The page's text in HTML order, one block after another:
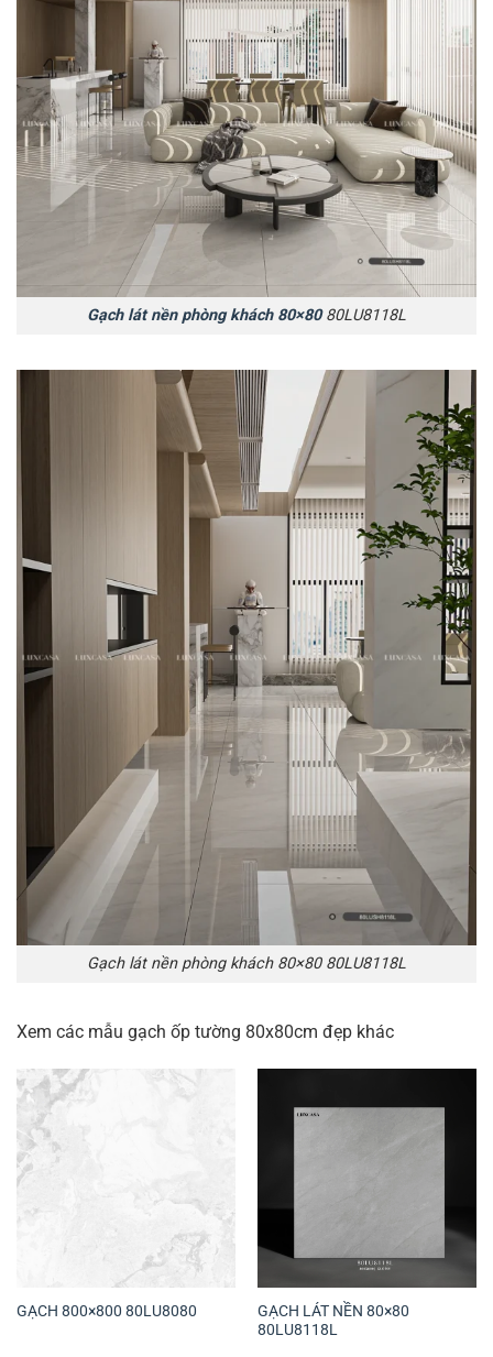
Gạch lát nền phòng khách 80×8080LU8118L
Gạch lát nền phòng khách 80×80 80LU8118L
Xem các mẫu gạch ốp tường 80x80cm đẹp khác
GẠCH 800×800 80LU8080
GẠCH LÁT NỀN 80×80
80LU8118L